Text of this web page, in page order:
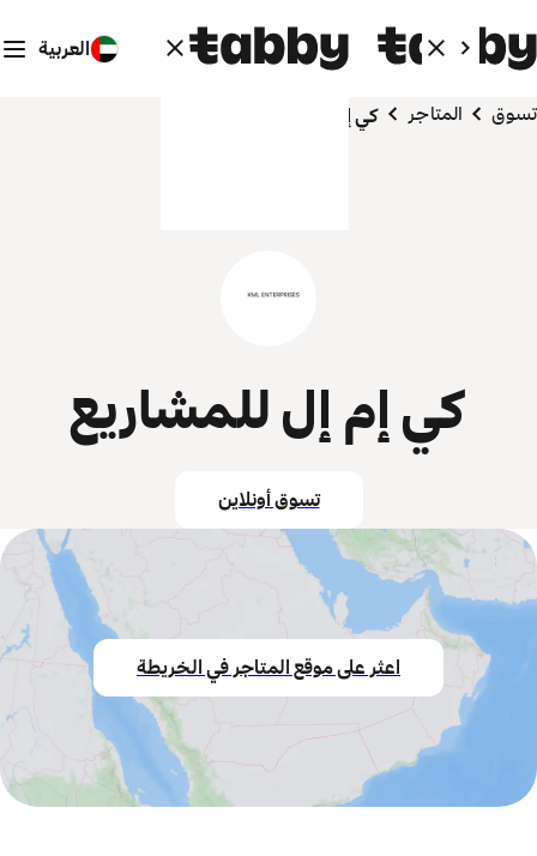
العربية
تسوق المتاجر كي إم إل للمشاريع
كي إم إل للمشاريع
تسوق أونلاين
اعثر على موقع المتاجر في الخريطة